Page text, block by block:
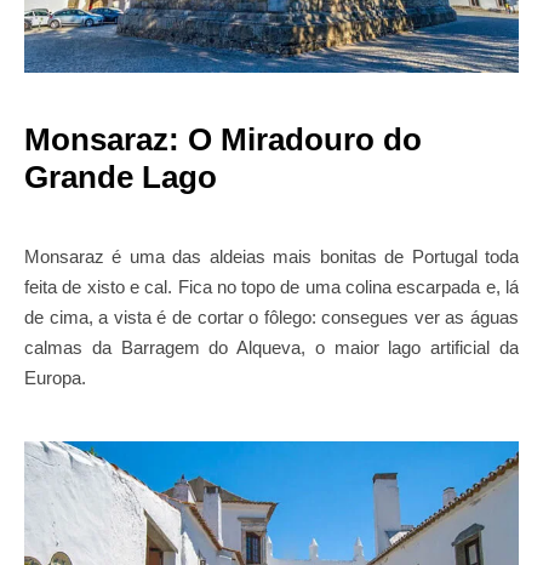
Monsaraz: O Miradouro do
Grande Lago
Monsaraz é uma das aldeias mais bonitas de Portugal toda
feita de xisto e cal. Fica no topo de uma colina escarpada e, lá
de cima, a vista é de cortar o fôlego: consegues ver as águas
calmas da Barragem do Alqueva, o maior lago artificial da
Europa.